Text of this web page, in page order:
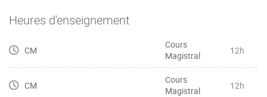
Heures d'enseignement
CM
Cours
Magistral
12h
CM
Cours
Magistral
12h